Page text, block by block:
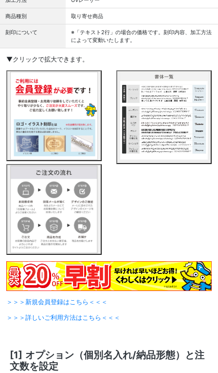
商品種別 取り寄せ商品
刻印について
※「テキスト2行」の場合の価格です。刻印内容、加工方法
によって変動いたします。
▼クリックで拡大できます。
＞＞＞新規会員登録はこちら＜＜＜
＞＞＞詳しいご利用方法はこちら＜＜＜
[1] オプション（個別名入れ/納品形態）と注
文数を設定